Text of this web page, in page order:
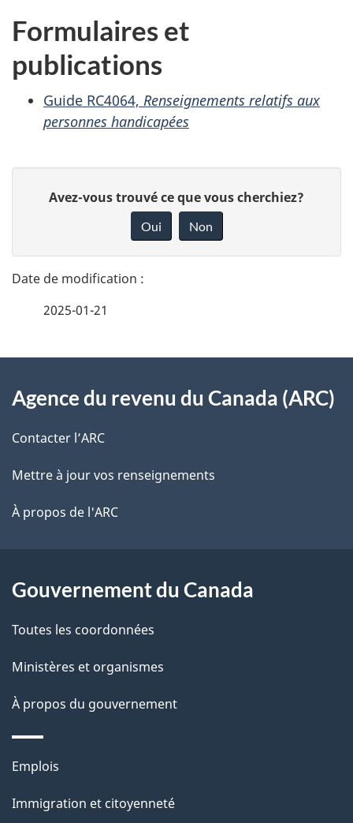
Formulaires et
publications
Guide RC4064, Renseignements relatifs aux
personnes handicapées
t
a
l
s
l
a
a
g
e
n
o
t
r
e
é
t
a
t
i
n
s
u
r
c
Avez-vous trouvé ce que vous cherchiez?
Oui Non
2025-01-21
propos
de
ce
site
Agence du revenu du Canada (ARC)
Contacter l’ARC
Mettre à jour vos renseignements
À propos de l'ARC
Gouvernement du Canada
Toutes les coordonnées
Ministères et organismes
À propos du gouvernement
Thèmes
sujets
Emplois
Immigration et citoyenneté